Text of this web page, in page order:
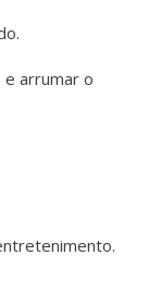
arrumar o